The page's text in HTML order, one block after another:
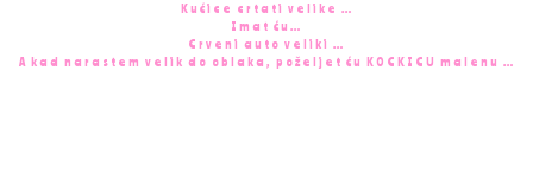
Kućice crtati velike …
Imat ću…
Crveni auto veliki …
A kad narastem velik do oblaka, poželjet ću KOCKICU malenu …